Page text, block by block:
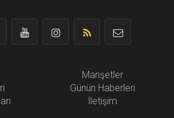
Manşetler
Günün Haberleri
İletişim